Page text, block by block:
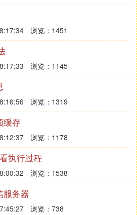
浏览：1451
浏览：1145
浏览：1319
缓存
浏览：1178
执行过程
浏览：1538
服务器
浏览：738